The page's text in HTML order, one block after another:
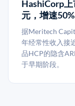
HashiCorp
元，增速50%
据Meritech
年经常性收入接
品HCP的隐含
于早期阶段。